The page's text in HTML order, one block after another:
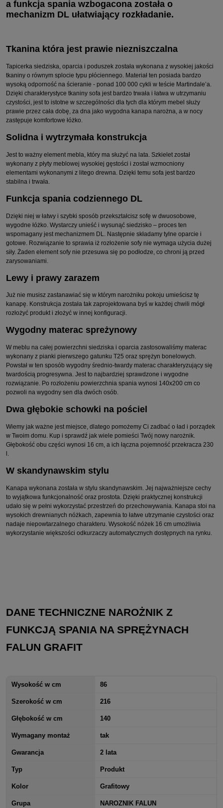
a funkcja spania wzbogacona została o
mechanizm DL ułatwiający rozkładanie.
Tkanina która jest prawie niezniszczalna
Tapicerka siedziska, oparcia i poduszek została wykonana z wysokiej jakości
tkaniny o równym splocie typu płóciennego. Materiał ten posiada bardzo
wysoką odporność na ścieranie - ponad 100 000 cykli w teście Martindale’a.
Dzięki charakterystyce tkaniny sofa jest bardzo trwała i łatwa w utrzymaniu
czystości, jest to istotne w szczególności dla tych dla którym mebel służy
prawie przez cała dobę, za dna jako wygodna kanapa narożna, a w nocy
zastępuje komfortowe łóżko.
Solidna i wytrzymała konstrukcja
Jest to ważny element mebla, który ma służyć na lata. Szkielet został
wykonany z płyty meblowej wysokiej gęstości i został wzmocniony
elementami wykonanymi z litego drewna. Dzięki temu sofa jest bardzo
stabilna i trwała.
Funkcja spania codziennego DL
Dzięki niej w łatwy i szybki sposób przekształcisz sofę w dwuosobowe,
wygodne łóżko. Wystarczy unieść i wysunąć siedzisko – proces ten
wspomagany jest mechanizmem DL. Następnie składamy tylne oparcie i
gotowe. Rozwiązanie to sprawia iż rozłożenie sofy nie wymaga użycia dużej
siły. Żaden element sofy nie przesuwa się po podłodze, co chroni ją przed
zarysowaniami.
Lewy i prawy zarazem
Już nie musisz zastanawiać się w którym narożniku pokoju umieścisz tę
kanapę. Konstrukcja została tak zaprojektowana byś w każdej chwili mógł
rozłożyć produkt i złożyć w innej konfiguracji.
Wygodny materac spreżynowy
W meblu na całej powierzchni siedziska i oparcia zastosowaliśmy materac
wykonany z pianki pierwszego gatunku T25 oraz sprężyn bonelowych.
Powstał w ten sposób wygodny średnio-twardy materac charakteryzujący się
twardością progresywna. Jest to najbardziej sprawdzone i wygodne
rozwiązanie. Po rozłożeniu powierzchnia spania wynosi 140x200 cm co
pozwoli na wygodny sen dla dwóch osób.
Dwa głębokie schowki na pościel
Wiemy jak ważne jest miejsce, dlatego pomożemy Ci zadbać o ład i porządek
w Twoim domu. Kup i sprawdź jak wiele pomieści Twój nowy narożnik.
Głębokość obu części wynosi 16 cm, a ich łączna pojemność przekracza 230
l.
W skandynawskim stylu
Kanapa wykonana została w stylu skandynawskim. Jej najważniejsze cechy
to wyjątkowa funkcjonalność oraz prostota. Dzięki praktycznej konstrukcji
udało się w pełni wykorzystać przestrzeń do przechowywania. Kanapa stoi na
wysokich drewnianych nóżkach, zapewnia to łatwe utrzymanie czystości oraz
nadaje niepowtarzalnego charakteru. Wysokość nóżek 16 cm umożliwia
wykorzystanie większości odkurzaczy automatycznych dostępnych na rynku.
DANE TECHNICZNE NAROŻNIK Z
FUNKCJĄ SPANIA NA SPRĘŻYNACH
FALUN GRAFIT
Wysokość w cm 86
Szerokość w cm 216
Głębokość w cm 140
Wymagany montaż tak
Gwarancja 2 lata
Typ Produkt
Kolor Grafitowy
Grupa NAROZNIK FALUN